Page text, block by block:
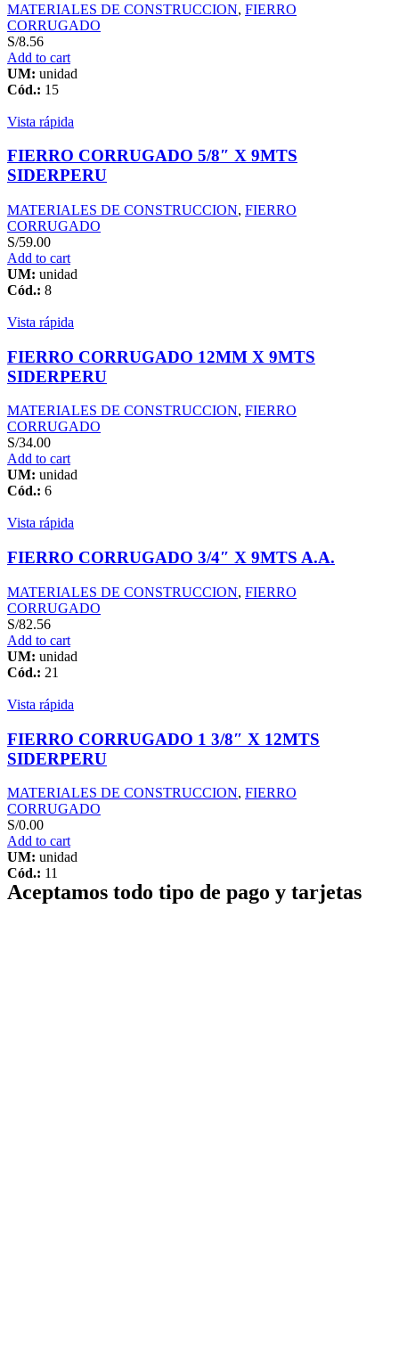
MATERIALES DE CONSTRUCCION, FIERRO
CORRUGADO
S/8.56
Add to cart
UM: unidad
Cód.: 15
Vista rápida
FIERRO CORRUGADO 5/8″ X 9MTS
SIDERPERU
MATERIALES DE CONSTRUCCION, FIERRO
CORRUGADO
S/59.00
Add to cart
UM: unidad
Cód.: 8
Vista rápida
FIERRO CORRUGADO 12MM X 9MTS
SIDERPERU
MATERIALES DE CONSTRUCCION, FIERRO
CORRUGADO
S/34.00
Add to cart
UM: unidad
Cód.: 6
Vista rápida
FIERRO CORRUGADO 3/4″ X 9MTS A.A.
MATERIALES DE CONSTRUCCION, FIERRO
CORRUGADO
S/82.56
Add to cart
UM: unidad
Cód.: 21
Vista rápida
FIERRO CORRUGADO 1 3/8″ X 12MTS
SIDERPERU
MATERIALES DE CONSTRUCCION, FIERRO
CORRUGADO
S/0.00
Add to cart
UM: unidad
Cód.: 11
Aceptamos todo tipo de pago y tarjetas